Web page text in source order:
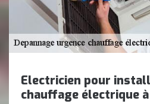
Electricien pour
chauffage électrique